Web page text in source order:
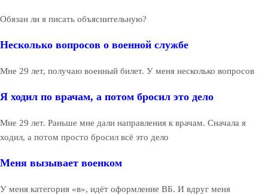
Обязан ли я писать объяснительную?
Несколько вопросов о военной службе
Мне 29 лет, получаю военный билет. У меня несколько вопросов
Я ходил по врачам, а потом бросил это дело
Мне 29 лет. Раньше мне дали направления к врачам. Сначала я
ходил, а потом просто бросил всё это дело
Меня вызывает военком
У меня категория «в», идёт оформление ВБ. И вдруг меня